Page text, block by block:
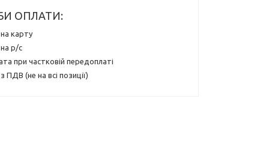
ОПЛАТИ:
карту
р/с
при частковій передоплаті
ПДВ (не на всі позиції)